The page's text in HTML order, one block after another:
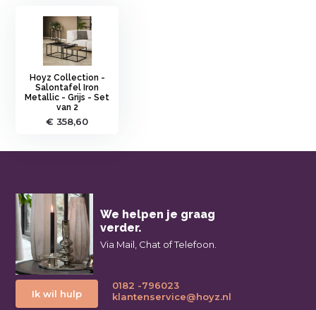
Hoyz Collection -
Salontafel Iron
Metallic - Grijs - Set
van 2
€ 358,60
We helpen je graag
verder.
Via Mail, Chat of Telefoon.
Ik wil hulp
0182 -796023
klantenservice@hoyz.nl